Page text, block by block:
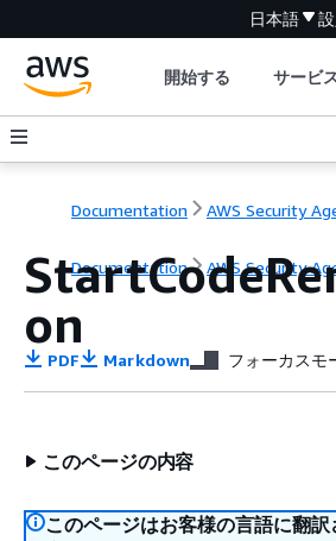
日本語
開始する サービ
Documentation AWS Security
Documentation AWS Security
on
PDF Markdown フォーカスモ
このページの内容
このページはお客様の言語に翻